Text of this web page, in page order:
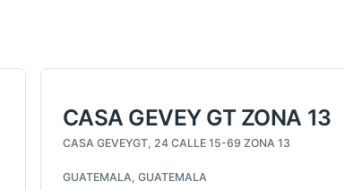
CASA GEVEY GT ZONA 13
CASA GEVEYGT, 24 CALLE 15-69 ZONA 13
GUATEMALA, GUATEMALA